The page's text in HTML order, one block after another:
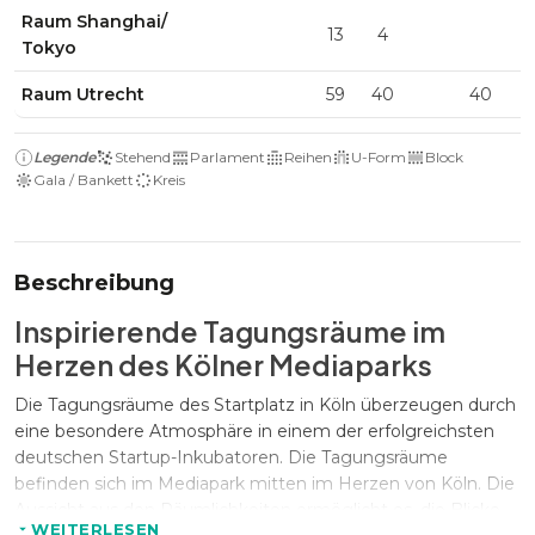
Raum Shanghai/
Tokyo
13 4
Raum Utrecht 59 40 40
Legende Stehend Parlament Reihen U-Form
Block
Gala / Bankett
Kreis
Beschreibung
Inspirierende Tagungsräume im
Herzen des Kölner Mediaparks
Die Tagungsräume des Startplatz in Köln überzeugen durch
eine besondere Atmosphäre in einem der erfolgreichsten
deutschen Startup-Inkubatoren. Die Tagungsräume
befinden sich im Mediapark mitten im Herzen von Köln. Die
WEITERLESEN